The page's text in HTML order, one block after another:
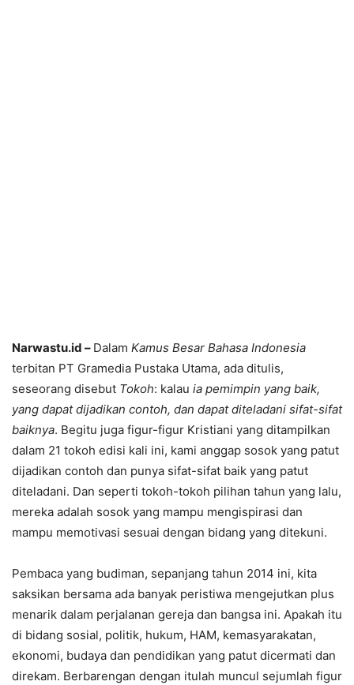
Narwastu.id – Dalam Kamus Besar Bahasa Indonesia
terbitan PT Gramedia Pustaka Utama, ada ditulis,
seseorang disebut Tokoh: kalau ia pemimpin yang baik,
yang dapat dijadikan contoh, dan dapat diteladani sifat-sifat
baiknya. Begitu juga figur-figur Kristiani yang ditampilkan
dalam 21 tokoh edisi kali ini, kami anggap sosok yang patut
dijadikan contoh dan punya sifat-sifat baik yang patut
diteladani. Dan seperti tokoh-tokoh pilihan tahun yang lalu,
mereka adalah sosok yang mampu mengispirasi dan
mampu memotivasi sesuai dengan bidang yang ditekuni.
Pembaca yang budiman, sepanjang tahun 2014 ini, kita
saksikan bersama ada banyak peristiwa mengejutkan plus
menarik dalam perjalanan gereja dan bangsa ini. Apakah itu
di bidang sosial, politik, hukum, HAM, kemasyarakatan,
ekonomi, budaya dan pendidikan yang patut dicermati dan
direkam. Berbarengan dengan itulah muncul sejumlah figur